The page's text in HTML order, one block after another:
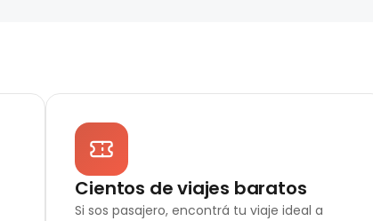
Cientos de viajes baratos
Si sos pasajero, encontrá tu viaje ideal a